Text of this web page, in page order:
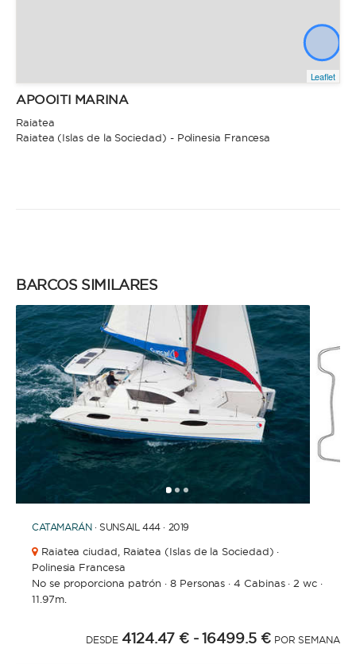
Leaflet
APOOITI MARINA
Raiatea
Raiatea (Islas de la Sociedad) - Polinesia Francesa
BARCOS SIMILARES
123
CATAMARÁN · SUNSAIL 444 · 2019
Raiatea ciudad, Raiatea (Islas de la Sociedad) ·
Polinesia Francesa
No se proporciona patrón ·8 Personas ·4 Cabinas· 2 wc·
11.97m.
DESDE 4124.47 € - 16499.5 € POR SEMANA